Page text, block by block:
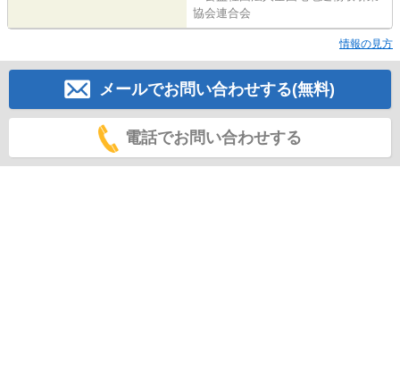
協会連合会
情報の見方
メールでお問い合わせする(無料)
電話でお問い合わせする